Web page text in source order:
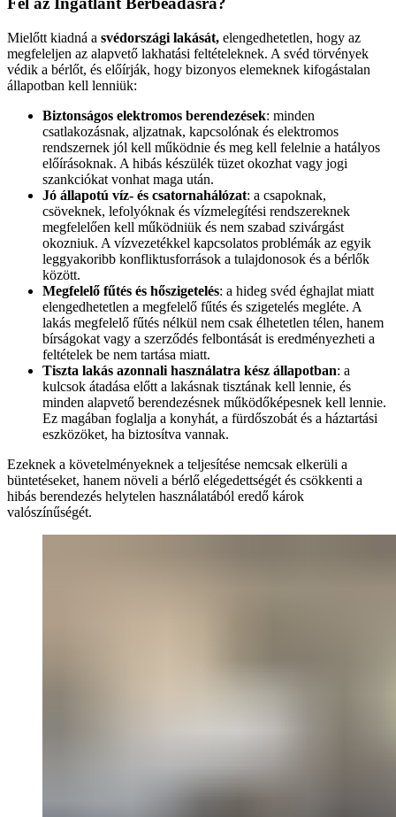
Mielőtt kiadná a svédországi lakását, elengedhetetlen, hogy az
megfeleljen az alapvető lakhatási feltételeknek. A svéd törvények
védik a bérlőt, és előírják, hogy bizonyos elemeknek kifogástalan
állapotban kell lenniük:
Biztonságos elektromos berendezések: minden
csatlakozásnak, aljzatnak, kapcsolónak és elektromos
rendszernek jól kell működnie és meg kell felelnie a hatályos
előírásoknak. A hibás készülék tüzet okozhat vagy jogi
szankciókat vonhat maga után.
Jó állapotú víz- és csatornahálózat: a csapoknak,
csöveknek, lefolyóknak és vízmelegítési rendszereknek
megfelelően kell működniük és nem szabad szivárgást
okozniuk. A vízvezetékkel kapcsolatos problémák az egyik
leggyakoribb konfliktusforrások a tulajdonosok és a bérlők
között.
Megfelelő fűtés és hőszigetelés: a hideg svéd éghajlat miatt
elengedhetetlen a megfelelő fűtés és szigetelés megléte. A
lakás megfelelő fűtés nélkül nem csak élhetetlen télen, hanem
bírságokat vagy a szerződés felbontását is eredményezheti a
feltételek be nem tartása miatt.
Tiszta lakás azonnali használatra kész állapotban: a
kulcsok átadása előtt a lakásnak tisztának kell lennie, és
minden alapvető berendezésnek működőképesnek kell lennie.
Ez magában foglalja a konyhát, a fürdőszobát és a háztartási
eszközöket, ha biztosítva vannak.
Ezeknek a követelményeknek a teljesítése nemcsak elkerüli a
büntetéseket, hanem növeli a bérlő elégedettségét és csökkenti a
hibás berendezés helytelen használatából eredő károk
valószínűségét.